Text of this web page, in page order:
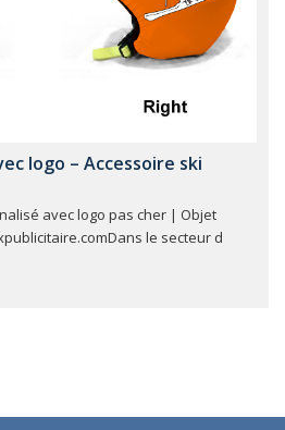
logo – Accessoire ski
avec logo pas cher | Objet
le secteur d